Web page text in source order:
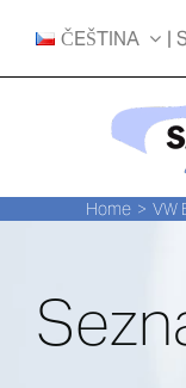
content
ČEŠTINA |
Home VW